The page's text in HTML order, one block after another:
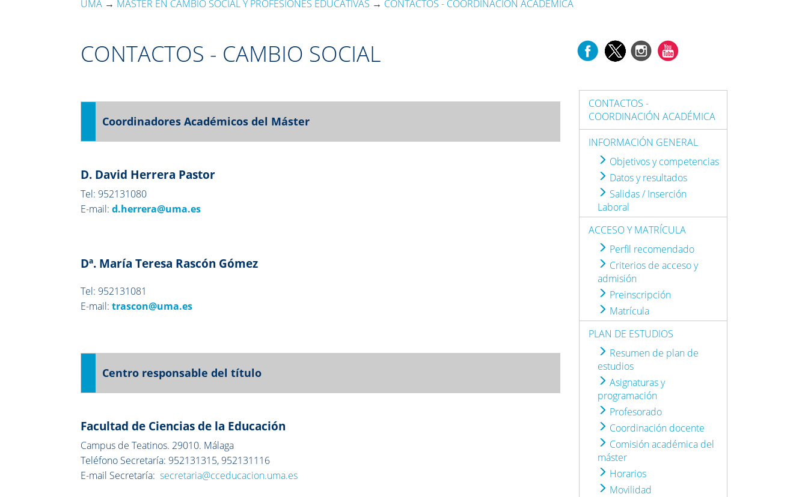
UMA → MÁSTER EN CAMBIO SOCIAL Y PROFESIONES EDUCATIVAS → CONTACTOS - COORDINACIÓN ACADÉMICA
CONTACTOS - CAMBIO SOCIAL
Coordinadores Académicos del Máster
D. David Herrera Pastor
Tel: 952131080
E-mail:d.herrera@uma.es
Dª. María Teresa Rascón Gómez
Tel: 952131081
E-mail:trascon@uma.es
Centro responsable del título
Facultad de Ciencias de la Educación
Campus de Teatinos. 29010. Málaga
Teléfono Secretaría: 952131315, 952131116
E-mail Secretaría:secretaria@cceducacion.uma.es
CONTACTOS -
COORDINACIÓN ACADÉMICA
INFORMACIÓN GENERAL
Objetivos y competencias
Datos y resultados
Salidas / Inserción
Laboral
ACCESO Y MATRÍCULA
Perfil recomendado
Criterios de acceso y
admisión
Preinscripción
Matrícula
PLAN DE ESTUDIOS
Resumen de plan de
estudios
Asignaturas y
programación
Profesorado
Coordinación docente
Comisión académica del
máster
Horarios
Movilidad